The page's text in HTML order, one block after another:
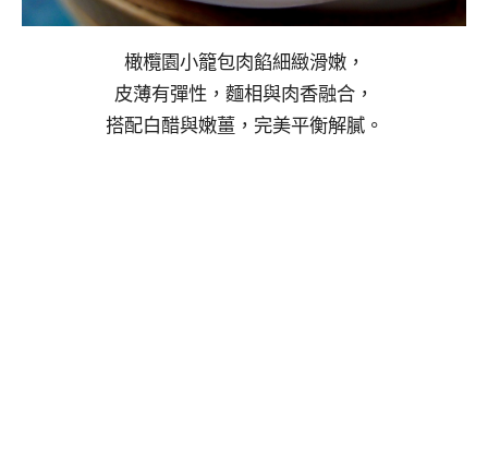
橄欖園小籠包肉餡細緻滑嫩，
皮薄有彈性，麵相與肉香融合，
搭配白醋與嫩薑，完美平衡解膩。